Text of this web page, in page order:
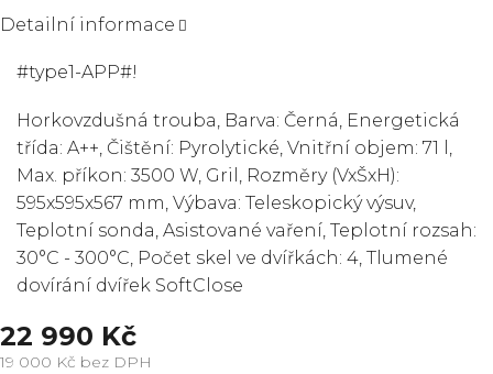
22 990 Kč
19 000 Kč bez DPH
#type1-APP#!
Horkovzdušná trouba, Barva: Černá, Energetická
třída: A++, Čištění: Pyrolytické, Vnitřní objem: 71 l,
Max. příkon: 3500 W, Gril, Rozměry (VxŠxH):
595x595x567 mm, Výbava: Teleskopický výsuv,
Teplotní sonda, Asistované vaření, Teplotní rozsah:
30°C - 300°C, Počet skel ve dvířkách: 4, Tlumené
dovírání dvířek SoftClose
Detailní informace